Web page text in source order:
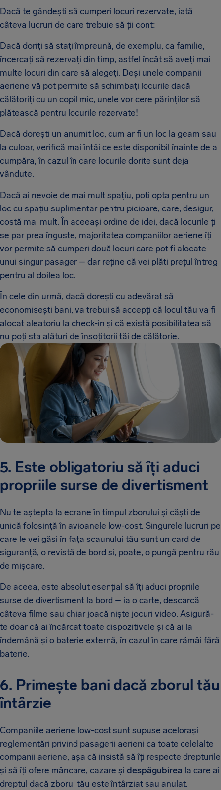
Dacă te gândești să cumperi locuri rezervate, iată
câteva lucruri de care trebuie să ții cont:
Dacă doriți să stați împreună, de exemplu, ca familie,
încercați să rezervați din timp, astfel încât să aveți mai
multe locuri din care să alegeți. Deși unele companii
aeriene vă pot permite să schimbați locurile dacă
călătoriți cu un copil mic, unele vor cere părinților să
plătească pentru locurile rezervate!
Dacă dorești un anumit loc, cum ar fi un loc la geam sau
la culoar, verifică mai întâi ce este disponibil înainte de a
cumpăra, în cazul în care locurile dorite sunt deja
vândute.
Dacă ai nevoie de mai mult spațiu, poți opta pentru un
loc cu spațiu suplimentar pentru picioare, care, desigur,
costă mai mult. În aceeași ordine de idei, dacă locurile ți
se par prea înguste, majoritatea companiilor aeriene îți
vor permite să cumperi două locuri care pot fi alocate
unui singur pasager – dar reține că vei plăti prețul întreg
pentru al doilea loc.
În cele din urmă, dacă dorești cu adevărat să
economisești bani, va trebui să accepți că locul tău va fi
alocat aleatoriu la check-in și că există posibilitatea să
nu poți sta alături de însoțitorii tăi de călătorie.
5. Este obligatoriu să îți aduci
propriile surse de divertisment
Nu te aștepta la ecrane în timpul zborului și căști de
unică folosință în avioanele low-cost. Singurele lucruri pe
care le vei găsi în fața scaunului tău sunt un card de
siguranță, o revistă de bord și, poate, o pungă pentru rău
de mișcare.
De aceea, este absolut esențial să îți aduci propriile
surse de divertisment la bord – ia o carte, descarcă
câteva filme sau chiar joacă niște jocuri video. Asigură-
te doar că ai încărcat toate dispozitivele și că ai la
îndemână și o baterie externă, în cazul în care rămâi fără
baterie.
6. Primește bani dacă zborul tău
întârzie
Companiile aeriene low-cost sunt supuse acelorași
reglementări privind pasagerii aerieni ca toate celelalte
companii aeriene, așa că insistă să îți respecte drepturile
și să îți ofere mâncare, cazare și despăgubirea la care ai
dreptul dacă zborul tău este întârziat sau anulat.